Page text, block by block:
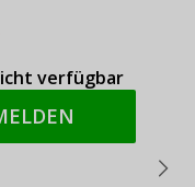
verfügbar